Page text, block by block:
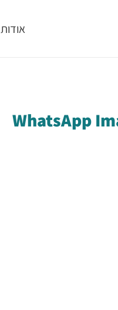
אודות
WhatsApp